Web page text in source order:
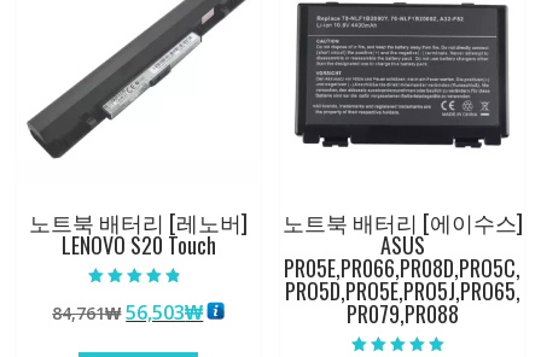
노트북 배터리 [레노버]
LENOVO S20 Touch
4.50
로 평가됨
84,761₩원
56,503₩현
노트북 배터리 [에이수스]
ASUS
PR05E,PR066,PR08D,PRO5C,
PRO5D,PRO5E,PRO5J,PRO65,
PR079,PR088